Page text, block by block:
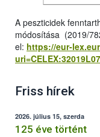
A peszticidek
módosítása (2019/
el: https://eur-
Friss hírek
2026. július 15, szerda
125 éve történt